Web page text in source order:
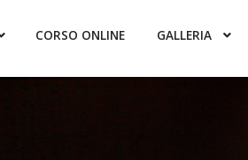
CORSO ONLINE GALLERIA